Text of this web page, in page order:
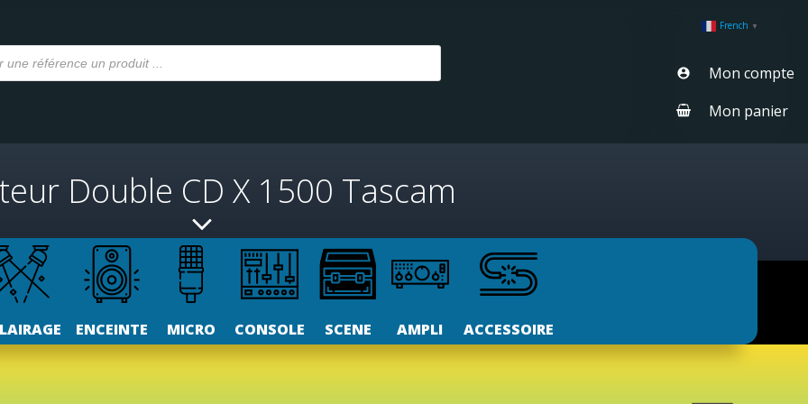
French ▼
Mon compte
Mon panier
Double CD X 1500 Tascam
ENCEINTE MICRO CONSOLE SCENE AMPLI ACCESSOIRE